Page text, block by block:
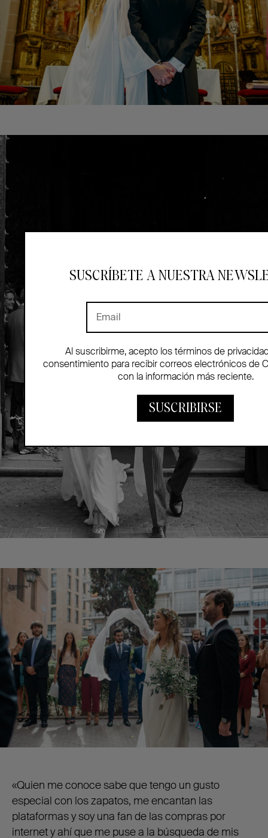
«Quien me conoce sabe que tengo un gusto
especial con los zapatos, me encantan las
plataformas y soy una fan de las compras por
internet y ahí que me puse a la búsqueda de mis
SUSCRÍBETE A NUESTRA
Al suscribirme, acepto los términos de
consentimiento para recibir correos electrónicos de
con la información más reciente.
SUSCRIBIRSE